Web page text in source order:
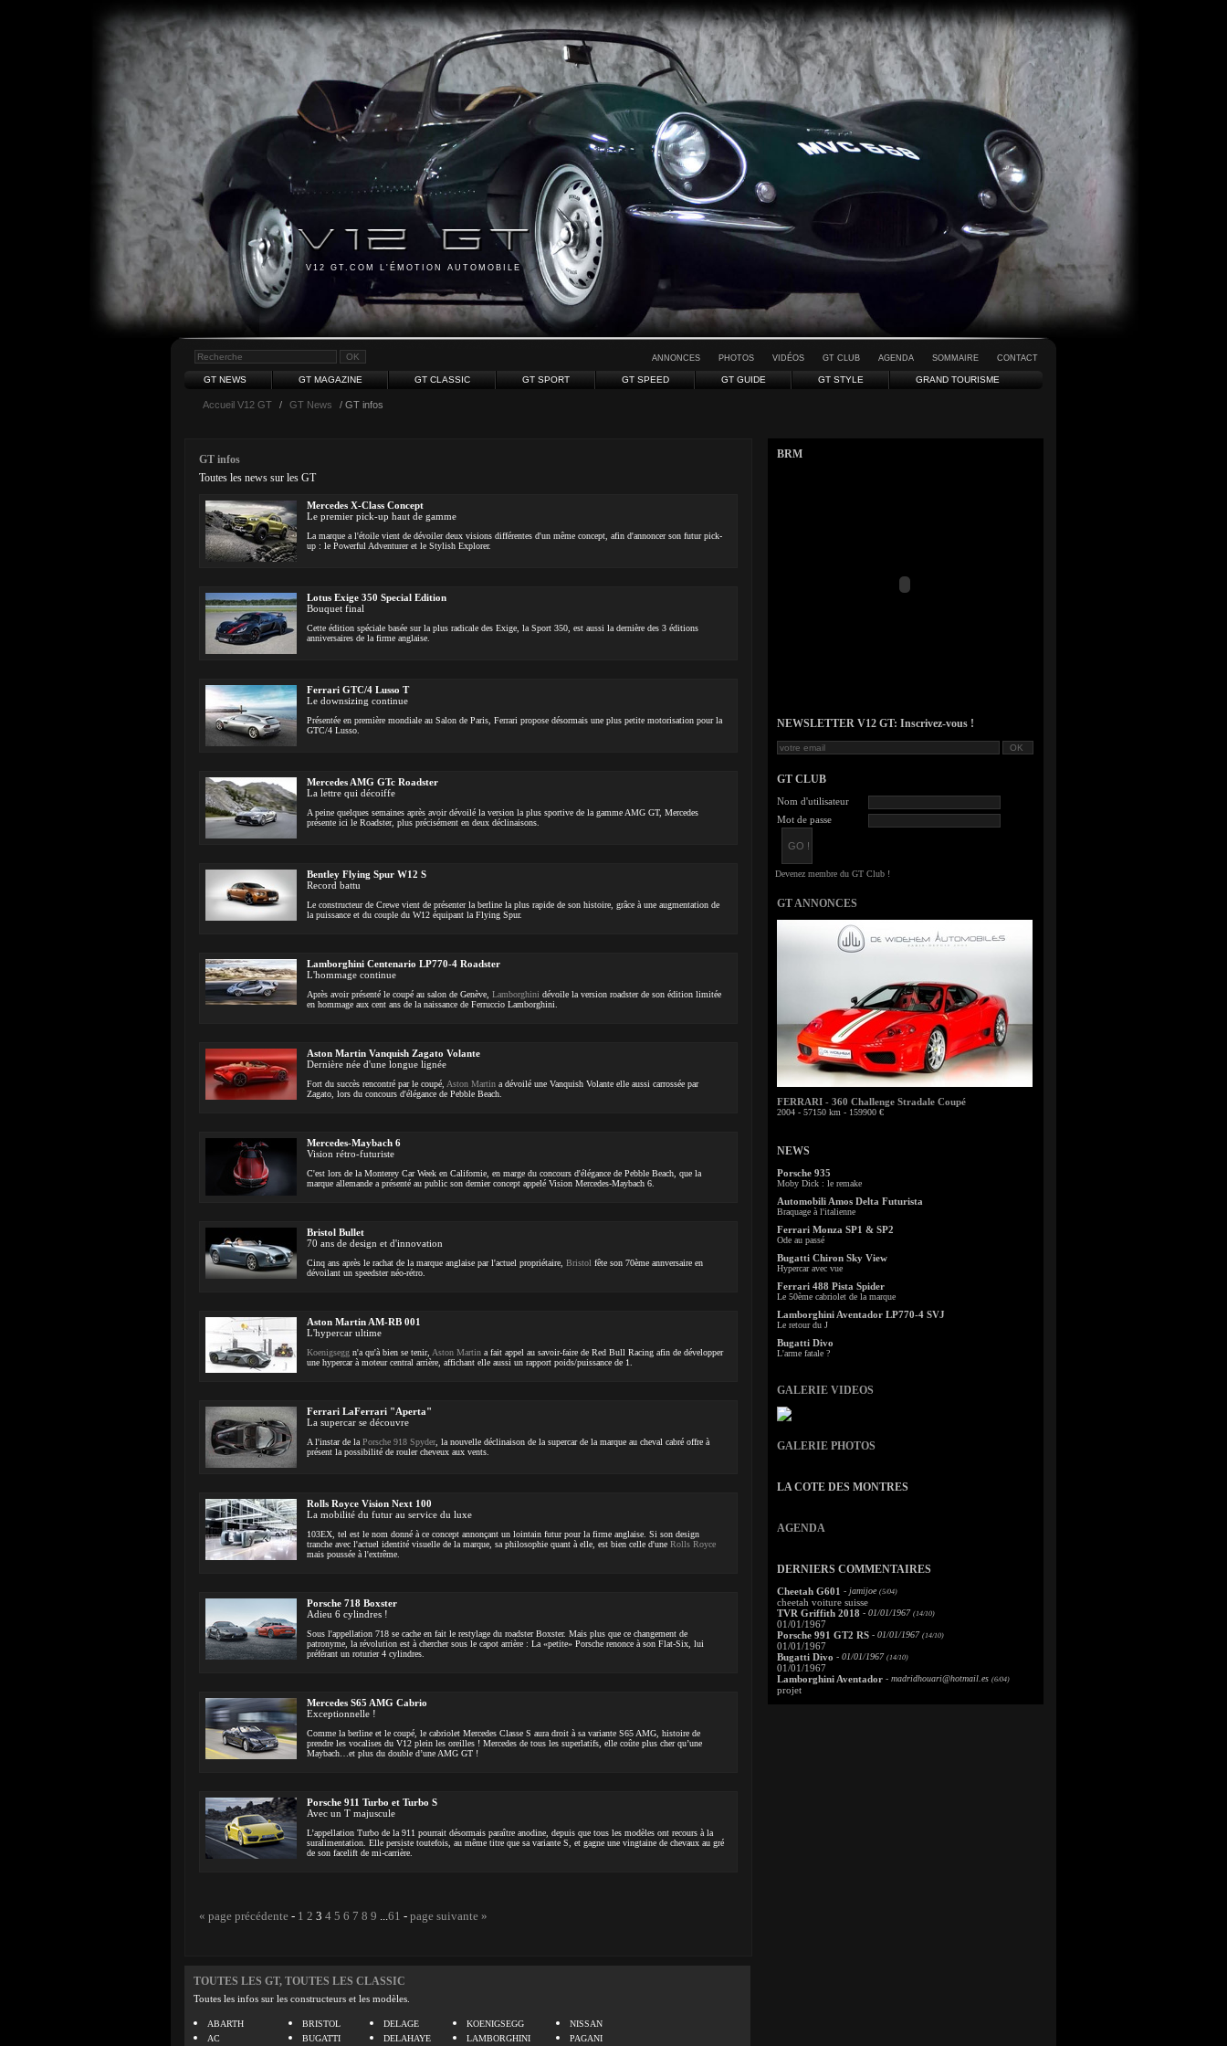
V12 GT.COM L'ÉMOTION AUTOMOBILE
ANNONCES PHOTOS VIDÉOS GT CLUB AGENDA SOMMAIRE CONTACT
GT NEWS GT MAGAZINE GT CLASSIC GT SPORT GT SPEED GT GUIDE GT STYLE GRAND TOURISME
Accueil V12 GT / GT News / GT infos
GT infos
Toutes les news sur les GT
Mercedes X-Class Concept
Le premier pick-up haut de gamme
La marque a l'étoile vient de dévoiler deux visions différentes d'un même concept, afin d'annoncer son futur pick-
up : le Powerful Adventurer et le Stylish Explorer.
Lotus Exige 350 Special Edition
Bouquet final
Cette édition spéciale basée sur la plus radicale des Exige, la Sport 350, est aussi la dernière des 3 éditions
anniversaires de la firme anglaise.
Ferrari GTC/4 Lusso T
Le downsizing continue
Présentée en première mondiale au Salon de Paris, Ferrari propose désormais une plus petite motorisation pour la
GTC/4 Lusso.
Mercedes AMG GTc Roadster
La lettre qui décoiffe
A peine quelques semaines après avoir dévoilé la version la plus sportive de la gamme AMG GT, Mercedes
présente ici le Roadster, plus précisément en deux déclinaisons.
Bentley Flying Spur W12 S
Record battu
Le constructeur de Crewe vient de présenter la berline la plus rapide de son histoire, grâce à une augmentation de
la puissance et du couple du W12 équipant la Flying Spur.
Lamborghini Centenario LP770-4 Roadster
L'hommage continue
Après avoir présenté le coupé au salon de Genève, Lamborghini dévoile la version roadster de son édition limitée
en hommage aux cent ans de la naissance de Ferruccio Lamborghini.
Aston Martin Vanquish Zagato Volante
Dernière née d'une longue lignée
Fort du succès rencontré par le coupé, Aston Martin a dévoilé une Vanquish Volante elle aussi carrossée par
Zagato, lors du concours d'élégance de Pebble Beach.
Mercedes-Maybach 6
Vision rétro-futuriste
C'est lors de la Monterey Car Week en Californie, en marge du concours d'élégance de Pebble Beach, que la
marque allemande a présenté au public son dernier concept appelé Vision Mercedes-Maybach 6.
Bristol Bullet
70 ans de design et d'innovation
Cinq ans après le rachat de la marque anglaise par l'actuel propriétaire, Bristol fête son 70ème annversaire en
dévoilant un speedster néo-rétro.
Aston Martin AM-RB 001
L'hypercar ultime
Koenigsegg n'a qu'à bien se tenir, Aston Martin a fait appel au savoir-faire de Red Bull Racing afin de développer
une hypercar à moteur central arrière, affichant elle aussi un rapport poids/puissance de 1.
Ferrari LaFerrari "Aperta"
La supercar se découvre
A l'instar de la Porsche 918 Spyder, la nouvelle déclinaison de la supercar de la marque au cheval cabré offre à
présent la possibilité de rouler cheveux aux vents.
Rolls Royce Vision Next 100
La mobilité du futur au service du luxe
103EX, tel est le nom donné à ce concept annonçant un lointain futur pour la firme anglaise. Si son design
tranche avec l'actuel identité visuelle de la marque, sa philosophie quant à elle, est bien celle d'une Rolls Royce
mais poussée à l'extrême.
Porsche 718 Boxster
Adieu 6 cylindres !
Sous l'appellation 718 se cache en fait le restylage du roadster Boxster. Mais plus que ce changement de
patronyme, la révolution est à chercher sous le capot arrière : La «petite» Porsche renonce à son Flat-Six, lui
préférant un roturier 4 cylindres.
Mercedes S65 AMG Cabrio
Exceptionnelle !
Comme la berline et le coupé, le cabriolet Mercedes Classe S aura droit à sa variante S65 AMG, histoire de
prendre les vocalises du V12 plein les oreilles ! Mercedes de tous les superlatifs, elle coûte plus cher qu’une
Maybach…et plus du double d’une AMG GT !
Porsche 911 Turbo et Turbo S
Avec un T majuscule
L’appellation Turbo de la 911 pourrait désormais paraître anodine, depuis que tous les modèles ont recours à la
suralimentation. Elle persiste toutefois, au même titre que sa variante S, et gagne une vingtaine de chevaux au gré
de son facelift de mi-carrière.
« page précédente - 1 2 3 4 5 6 7 8 9 ...61 - page suivante »
TOUTES LES GT, TOUTES LES CLASSIC
Toutes les infos sur les constructeurs et les modèles.
ABARTH
AC
BRISTOL
BUGATTI
DELAGE
DELAHAYE
KOENIGSEGG
LAMBORGHINI
NISSAN
PAGANI
BRM
NEWSLETTER V12 GT: Inscrivez-vous !
GT CLUB
Nom d'utilisateur
Mot de passe
GT ANNONCES
FERRARI - 360 Challenge Stradale Coupé
2004 - 57150 km - 159900 €
NEWS
Porsche 935
Moby Dick : le remake
Automobili Amos Delta Futurista
Braquage à l'italienne
Ferrari Monza SP1 & SP2
Ode au passé
Bugatti Chiron Sky View
Hypercar avec vue
Ferrari 488 Pista Spider
Le 50ème cabriolet de la marque
Lamborghini Aventador LP770-4 SVJ
Le retour du J
Bugatti Divo
L'arme fatale ?
GALERIE VIDEOS
GALERIE PHOTOS
LA COTE DES MONTRES
AGENDA
DERNIERS COMMENTAIRES
Cheetah G601 - jamijoe (5/04)
cheetah voiture suisse
TVR Griffith 2018 - 01/01/1967 (14/10)
01/01/1967
Porsche 991 GT2 RS - 01/01/1967 (14/10)
01/01/1967
Bugatti Divo - 01/01/1967 (14/10)
01/01/1967
Lamborghini Aventador - madridhouari@hotmail.es (6/04)
projet